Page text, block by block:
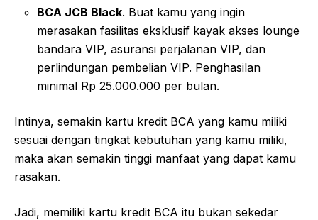
BCA JCB Black. Buat kamu yang ingin
merasakan fasilitas eksklusif kayak akses lounge
bandara VIP, asuransi perjalanan VIP, dan
perlindungan pembelian VIP. Penghasilan
minimal Rp 25.000.000 per bulan.
Intinya, semakin kartu kredit BCA yang kamu miliki
sesuai dengan tingkat kebutuhan yang kamu miliki,
maka akan semakin tinggi manfaat yang dapat kamu
rasakan.
Jadi, memiliki kartu kredit BCA itu bukan sekedar